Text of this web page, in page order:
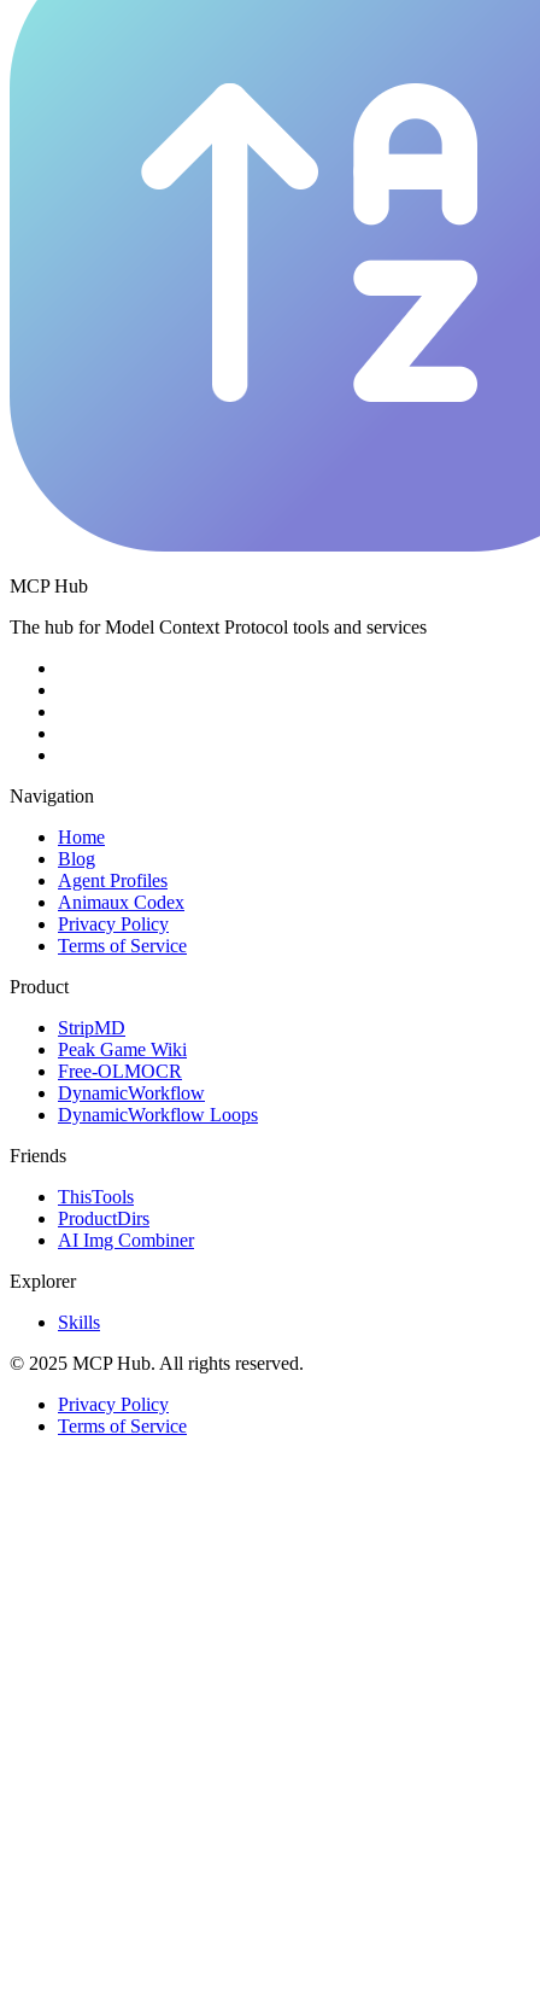
MCP Hub
The hub for Model Context Protocol tools and services
Navigation
Home
Blog
Agent Profiles
Animaux Codex
Privacy Policy
Terms of Service
Product
StripMD
Peak Game Wiki
Free-OLMOCR
DynamicWorkflow
DynamicWorkflow Loops
Friends
ThisTools
ProductDirs
AI Img Combiner
Explorer
Skills
© 2025 MCP Hub. All rights reserved.
Privacy Policy
Terms of Service